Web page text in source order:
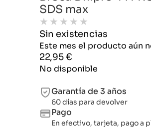
SDS max
★ ★ ★ ★ ★
Sin existencias
Este mes el producto aún
22,95€
No disponible
Garantía de 3 años
60 días para devolver
Pago
En efectivo, tarjeta, pago a